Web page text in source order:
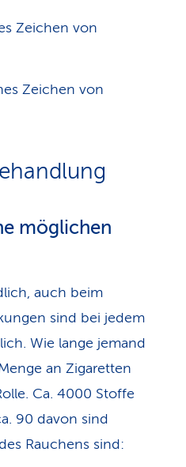
Zeichen von
Zeichen von
möglichen
auch beim
sind bei jedem
Wie lange jemand
an Zigaretten
Ca. 4000 Stoffe
90 davon sind
Rauchens sind: